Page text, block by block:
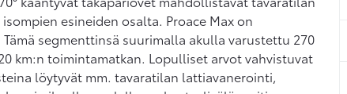
esineiden osalta. Proace Max on
segmenttinsä suurimalla akulla varustettu 270
km:n toimintamatkan. Lopulliset arvot vahvistuvat
löytyvät mm. tavaratilan lattiavanerointi,